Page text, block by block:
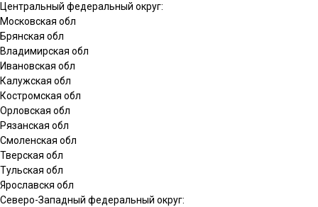
Центральный федеральный округ:
Московская обл
Брянская обл
Владимирская обл
Ивановская обл
Калужская обл
Костромская обл
Орловская обл
Рязанская обл
Смоленская обл
Тверская обл
Тульская обл
Ярославскя обл
Северо-Западный федеральный округ: